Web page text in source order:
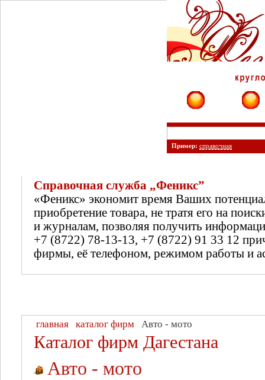
Пример: справочная
Справочная служба „Феникс”
«Феникс» экономит время Ваших
приобретение товара, не тратя его на
и журналам, позволяя получить
+7 (8722) 78-13-13, +7 (8722) 91 33 12
фирмы, её телефоном, режимом работы и
главная каталог фирм Авто - мото
Каталог фирм Дагестана
Авто - мото